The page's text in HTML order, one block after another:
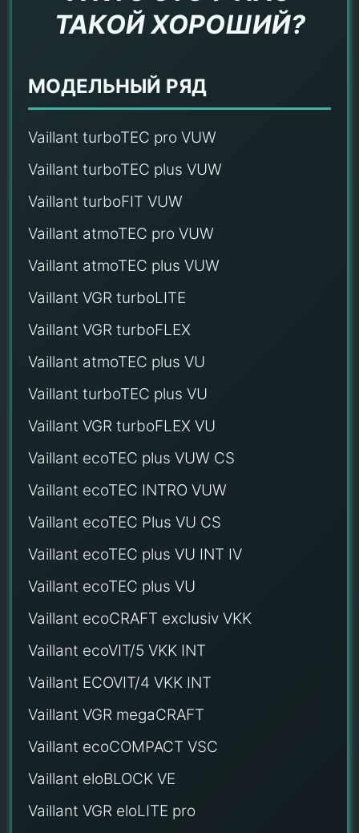
ТАКОЙ ХОРОШИЙ?
МОДЕЛЬНЫЙ РЯД
Vaillant turboTEC pro VUW
Vaillant turboTEC plus VUW
Vaillant turboFIT VUW
Vaillant atmoTEC pro VUW
Vaillant atmoTEC plus VUW
Vaillant VGR turboLITE
Vaillant VGR turboFLEX
Vaillant atmoTEC plus VU
Vaillant turboTEC plus VU
Vaillant VGR turboFLEX VU
Vaillant ecoTEC plus VUW CS
Vaillant ecoTEC INTRO VUW
Vaillant ecoTEC Plus VU CS
Vaillant ecoTEC plus VU INT IV
Vaillant ecoTEC plus VU
Vaillant ecoCRAFT exclusiv VKK
Vaillant ecoVIT/5 VKK INT
Vaillant ECOVIT/4 VKK INT
Vaillant VGR megaCRAFT
Vaillant ecoCOMPACT VSC
Vaillant eloBLOCK VE
Vaillant VGR eloLITE pro